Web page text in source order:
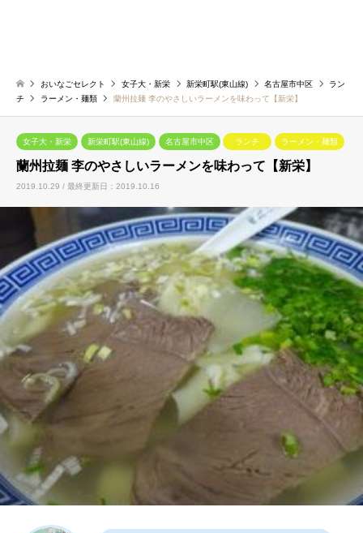
おいなごセレクト 女子大・新栄 新栄町駅(東山線) 名古屋市中区
ラン
チ
ラーメン・麺類 蘭州拉麺 李のやさしいラーメンを味わって【新栄】
女子大・新栄 新栄町駅(東山線) 名古屋市中区 ランチ ラーメン・麺類
蘭州拉麺 李のやさしいラーメンを味わって【新栄】
2019.10.29 / 最終更新日：2019.10.16